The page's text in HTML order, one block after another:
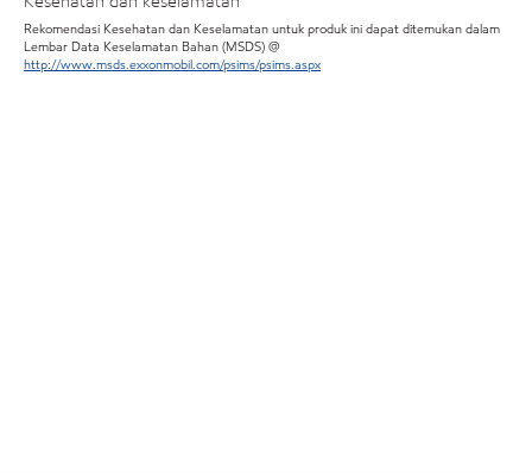
Rekomendasi Kesehatan dan Keselamatan untuk produk ini dapat ditemukan dalam
Lembar Data Keselamatan Bahan (MSDS) @
http://www.msds.exxonmobil.com/psims/psims.aspx